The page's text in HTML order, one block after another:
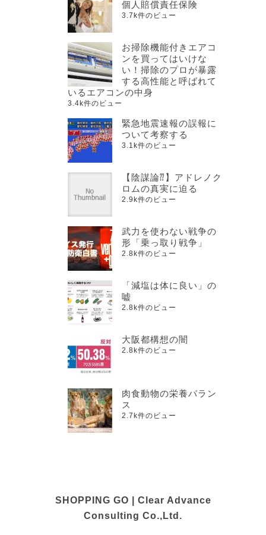
個人賠償責任保険
3.7k件のビュー
お掃除機能付きエアコ
ンを買ってはいけな
い！掃除のプロが暴露
する高性能と呼ばれて
いるエアコンの中身
3.4k件のビュー
緊急地震速報の誤報に
ついて考察する
3.1k件のビュー
【陰謀論⁇】アドレノク
ロムの真実に迫る
2.9k件のビュー
武力を使わない戦争の
形「乗っ取り戦争」
2.8k件のビュー
「減塩は体に良い」の
嘘
2.8k件のビュー
大阪都構想の闇
2.8k件のビュー
肉食動物の栄養バラン
ス
2.7k件のビュー
SHOPPING GO | Clear Advance
Consulting Co.,Ltd.